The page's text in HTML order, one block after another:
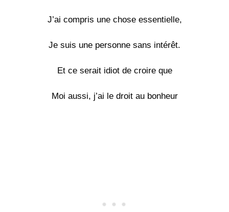
J’ai compris une chose essentielle,
Je suis une personne sans intérêt.
Et ce serait idiot de croire que
Moi aussi, j’ai le droit au bonheur